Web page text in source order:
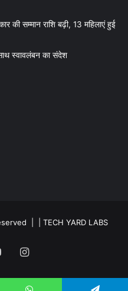
की सम्मान राशि बढ़ी, 13 महिलाएं हुई
स्वावलंबन का संदेश
| | TECH YARD LABS
YouTubeInstagram